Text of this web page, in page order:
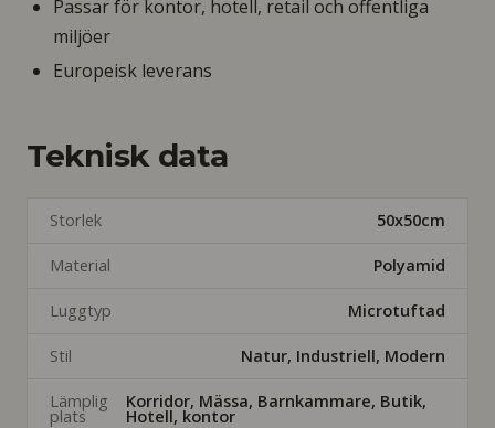
Passar för kontor, hotell, retail och offentliga
miljöer
Europeisk leverans
Teknisk data
Storlek 50x50cm
Material Polyamid
Luggtyp Microtuftad
Stil Natur, Industriell, Modern
Lämplig
plats
Korridor, Mässa, Barnkammare, Butik,
Hotell, kontor